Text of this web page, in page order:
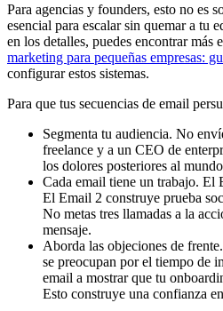
Para agencias y founders, esto no es
esencial para escalar sin quemar a tu
en los detalles, puedes encontrar más
marketing para pequeñas empresas:
configurar estos sistemas.
Para que tus secuencias de email
Segmenta tu audiencia. No
freelance y a un CEO de
los dolores posteriores al
Cada email tiene un trabajo. El
El Email 2 construye prueba
No metas tres llamadas a la
mensaje.
Aborda las objeciones de
se preocupan por el tiempo de
email a mostrar que tu
Esto construye una confianza